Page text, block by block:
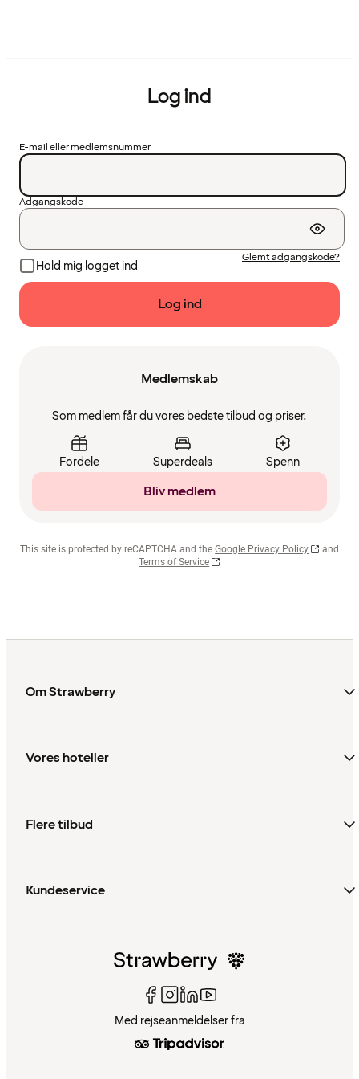
Log ind
E-mail eller medlemsnummer
Adgangskode
Hold mig logget ind
Glemt adgangskode?
Log ind
Medlemskab
Som medlem får du vores bedste tilbud og priser.
Fordele Superdeals Spenn
Bliv medlem
This site is protected by reCAPTCHA and the Google Privacy Policy
and
Terms of Service
Om Strawberry
Vores hoteller
Flere tilbud
Kundeservice
Med rejseanmeldelser fra